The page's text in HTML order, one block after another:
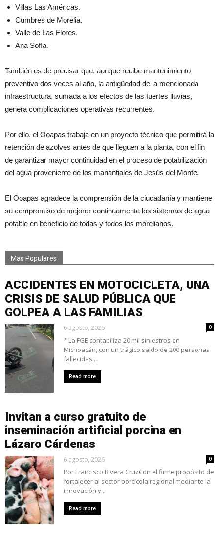
Villas Las Américas.
Cumbres de Morelia.
Valle de Las Flores.
Ana Sofía.
También es de precisar que, aunque recibe mantenimiento
preventivo dos veces al año, la antigüedad de la mencionada
infraestructura, sumada a los efectos de las fuertes lluvias,
genera complicaciones operativas recurrentes.
Por ello, el Ooapas trabaja en un proyecto técnico que permitirá la
retención de azolves antes de que lleguen a la planta, con el fin
de garantizar mayor continuidad en el proceso de potabilización
del agua proveniente de los manantiales de Jesús del Monte.
El Ooapas agradece la comprensión de la ciudadanía y mantiene
su compromiso de mejorar continuamente los sistemas de agua
potable en beneficio de todas y todos los morelianos.
Mas Populares
ACCIDENTES EN MOTOCICLETA, UNA
CRISIS DE SALUD PÚBLICA QUE
GOLPEA A LAS FAMILIAS
6 agosto, 2026 0
* La FGE contabiliza 20 mil siniestros en
Michoacán, con un trágico saldo de 200 personas
fallecidas...
Read more
Invitan a curso gratuito de
inseminación artificial porcina en
Lázaro Cárdenas
6 agosto, 2026 0
Por Francisco Rivera CruzCon el firme propósito de
fortalecer al sector porcícola regional mediante la
innovación y...
Read more